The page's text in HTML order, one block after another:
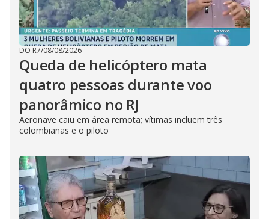
DO R7/08/08/2026
Queda de helicóptero mata
quatro pessoas durante voo
panorâmico no RJ
Aeronave caiu em área remota; vítimas incluem três
colombianas e o piloto